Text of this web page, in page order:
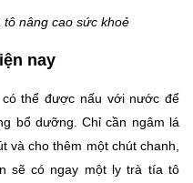
nâng cao sức khoẻ
nay
thể được nấu với nước để
bổ dưỡng. Chỉ cần ngâm lá
và cho thêm một chút chanh,
sẽ có ngay một ly trà tía tô